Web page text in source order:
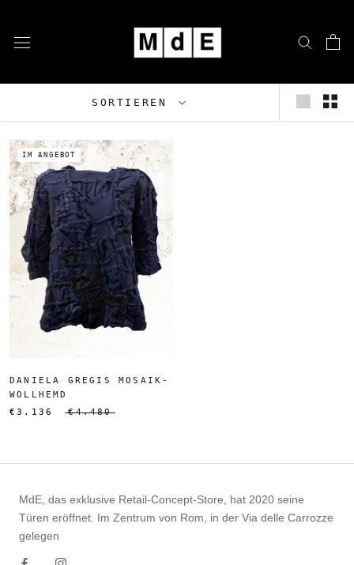
springen
SORTIEREN
IM ANGEBOT
DANIELA GREGIS MOSAIK-
WOLLHEMD
€3.136
€4.480
MdE, das exklusive Retail-Concept-Store, hat 2020 seine
Türen eröffnet. Im Zentrum von Rom, in der Via delle Carrozze
gelegen